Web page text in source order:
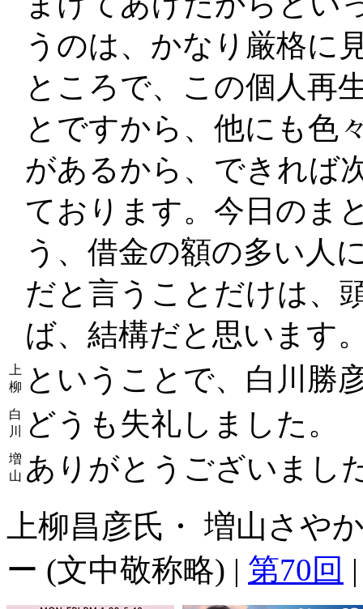
うのは、かなり厳格に
ところで、この個人再
とですから、他にも色
があるから、できれば
ております。今日のま
う、借金の額の多い人
だと言うことだけは、
ば、結構だと思います
上
柳
ということで、白川勝
白
川
どうも失礼しました。
増
山 ありがとうございまし
上柳昌彦氏・ 増山さや
ー (文中敬称略) | 第70回